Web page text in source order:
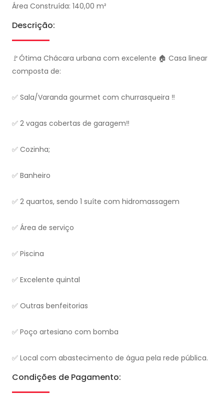
Área Construída: 140,00 m²
Descrição:
🚩Ótima Chácara urbana com excelente 🏠 Casa linear
composta de:
✅ Sala/Varanda gourmet com churrasqueira ‼️
✅ 2 vagas cobertas de garagem‼️
✅ Cozinha;
✅ Banheiro
✅ 2 quartos, sendo 1 suíte com hidromassagem
✅ Área de serviço
✅ Piscina
✅ Excelente quintal
✅ Outras benfeitorias
✅ Poço artesiano com bomba
✅ Local com abastecimento de água pela rede pública.
Condições de Pagamento: